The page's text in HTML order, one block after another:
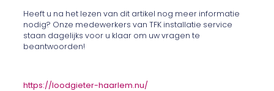
Heeft u na het lezen van dit artikel nog meer informatie
nodig? Onze medewerkers van TFK installatie service
staan dagelijks voor u klaar om uw vragen te
beantwoorden!
https://loodgieter-haarlem.nu/